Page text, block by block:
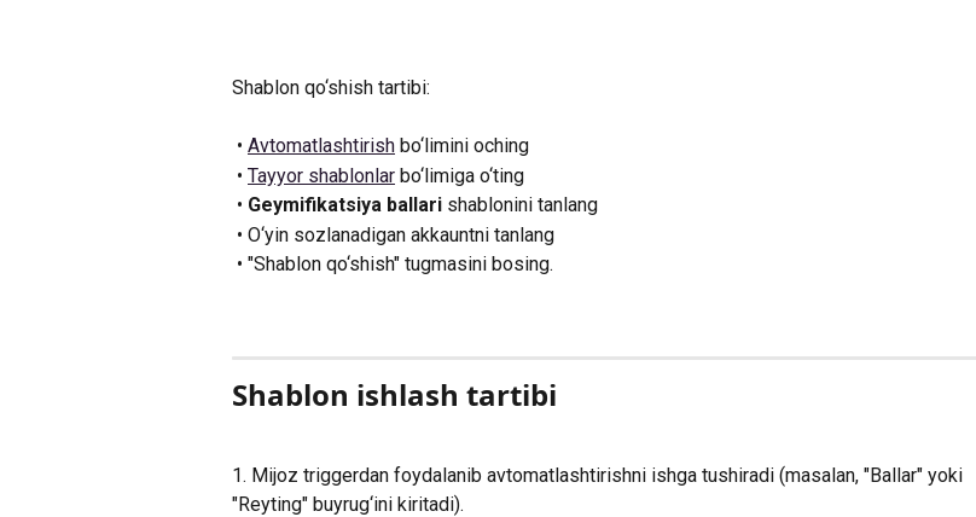
Shablon qo‘shish tartibi:
• Avtomatlashtirish bo‘limini oching
• Tayyor shablonlar bo‘limiga o‘ting
• Geymifikatsiya ballari shablonini tanlang
• O‘yin sozlanadigan akkauntni tanlang
• "Shablon qo‘shish" tugmasini bosing.
Shablon ishlash tartibi
1. Mijoz triggerdan foydalanib avtomatlashtirishni ishga tushiradi (masalan, "Ballar" yoki
"Reyting" buyrug‘ini kiritadi).